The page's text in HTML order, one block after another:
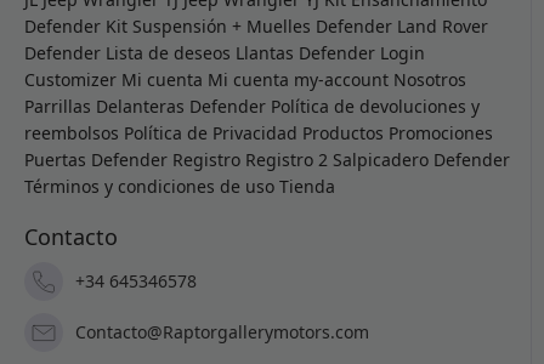
Defender Kit Suspensión + Muelles Defender Land Rover
Defender Lista de deseos Llantas Defender Login
Customizer Mi cuenta Mi cuenta my-account Nosotros
Parrillas Delanteras Defender Política de devoluciones y
reembolsos Política de Privacidad Productos Promociones
Puertas Defender Registro Registro 2 Salpicadero Defender
Términos y condiciones de uso Tienda
Contacto
+34 645346578
Contacto@Raptorgallerymotors.com